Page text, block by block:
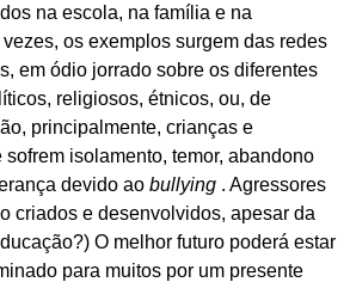
na escola, na família e na
os exemplos surgem das redes
em ódio jorrado sobre os diferentes
religiosos, étnicos, ou, de
principalmente, crianças e
isolamento, temor, abandono
devido ao bullying . Agressores
criados e desenvolvidos, apesar da
O melhor futuro poderá estar
para muitos por um presente